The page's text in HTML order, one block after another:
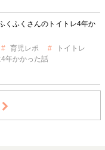
くふくさんのトイトレ4年か
育児レポ
トイトレ
年かかった話